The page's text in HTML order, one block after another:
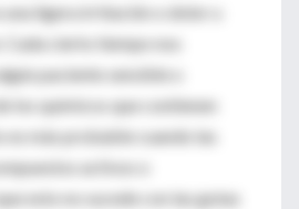
una ligera irritación o dolor u
Cada cierto tiempo nos
paciente sensible o
los químicos que contienen
es más probable cuando las
activos o
esto no sucede con las gotas